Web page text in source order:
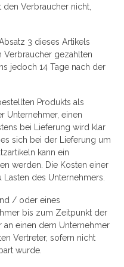
Verbraucher nicht,
3 dieses Artikels
Verbraucher gezahlten
jedoch 14 Tage nach der
Produkts als
Unternehmer, einen
bei Lieferung wird klar
sich bei der Lieferung um
kann ein
werden. Die Kosten einer
des Unternehmers.
/ oder eines
bis zum Zeitpunkt der
an einen dem Unternehmer
Vertreter, sofern nicht
wurde.